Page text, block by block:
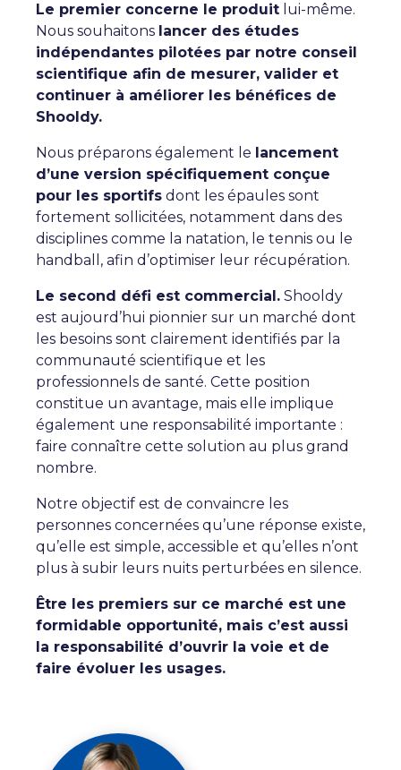
Le premier concerne le produit lui-même.
Nous souhaitons lancer des études
indépendantes pilotées par notre conseil
scientifique afin de mesurer, valider et
continuer à améliorer les bénéfices de
Shooldy.
Nous préparons également le lancement
d’une version spécifiquement conçue
pour les sportifs dont les épaules sont
fortement sollicitées, notamment dans des
disciplines comme la natation, le tennis ou le
handball, afin d’optimiser leur récupération.
Le second défi est commercial. Shooldy
est aujourd’hui pionnier sur un marché dont
les besoins sont clairement identifiés par la
communauté scientifique et les
professionnels de santé. Cette position
constitue un avantage, mais elle implique
également une responsabilité importante :
faire connaître cette solution au plus grand
nombre.
Notre objectif est de convaincre les
personnes concernées qu’une réponse existe,
qu’elle est simple, accessible et qu’elles n’ont
plus à subir leurs nuits perturbées en silence.
Être les premiers sur ce marché est une
formidable opportunité, mais c’est aussi
la responsabilité d’ouvrir la voie et de
faire évoluer les usages.